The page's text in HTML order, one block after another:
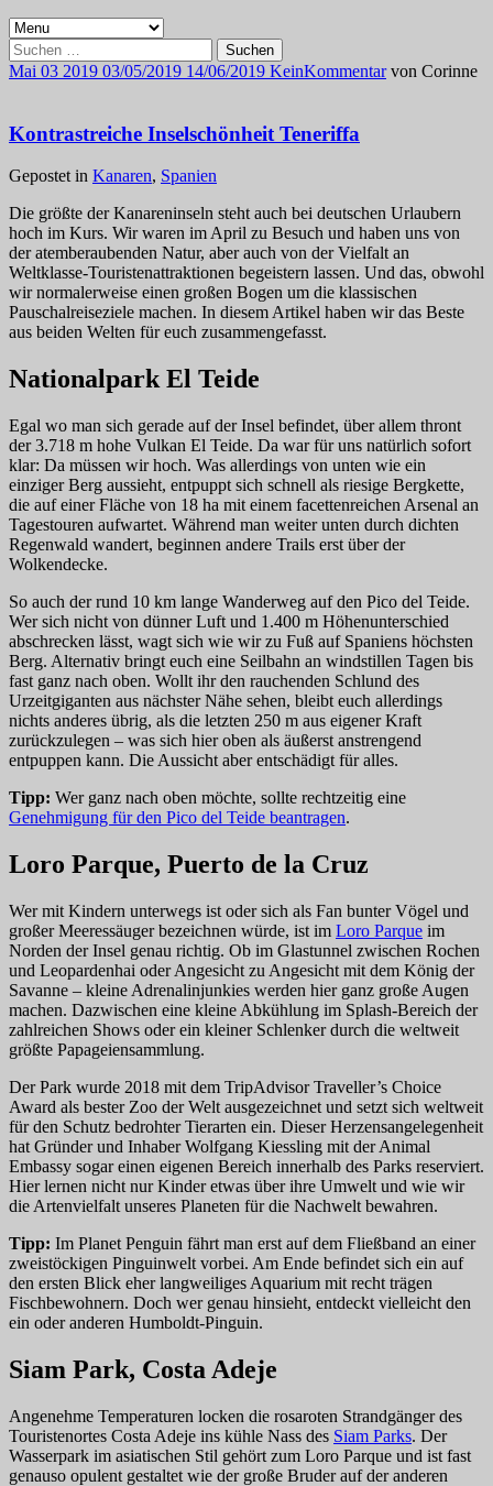
Suchen
nach:
Mai 03 2019 03/05/2019 14/06/2019 KeinKommentar von Corinne
Kontrastreiche Inselschönheit Teneriffa
Gepostet in Kanaren, Spanien
Die größte der Kanareninseln steht auch bei deutschen Urlaubern
hoch im Kurs. Wir waren im April zu Besuch und haben uns von
der atemberaubenden Natur, aber auch von der Vielfalt an
Weltklasse-Touristenattraktionen begeistern lassen. Und das, obwohl
wir normalerweise einen großen Bogen um die klassischen
Pauschalreiseziele machen. In diesem Artikel haben wir das Beste
aus beiden Welten für euch zusammengefasst.
Nationalpark El Teide
Egal wo man sich gerade auf der Insel befindet, über allem thront
der 3.718 m hohe Vulkan El Teide. Da war für uns natürlich sofort
klar: Da müssen wir hoch. Was allerdings von unten wie ein
einziger Berg aussieht, entpuppt sich schnell als riesige Bergkette,
die auf einer Fläche von 18 ha mit einem facettenreichen Arsenal an
Tagestouren aufwartet. Während man weiter unten durch dichten
Regenwald wandert, beginnen andere Trails erst über der
Wolkendecke.
So auch der rund 10 km lange Wanderweg auf den Pico del Teide.
Wer sich nicht von dünner Luft und 1.400 m Höhenunterschied
abschrecken lässt, wagt sich wie wir zu Fuß auf Spaniens höchsten
Berg. Alternativ bringt euch eine Seilbahn an windstillen Tagen bis
fast ganz nach oben. Wollt ihr den rauchenden Schlund des
Urzeitgiganten aus nächster Nähe sehen, bleibt euch allerdings
nichts anderes übrig, als die letzten 250 m aus eigener Kraft
zurückzulegen – was sich hier oben als äußerst anstrengend
entpuppen kann. Die Aussicht aber entschädigt für alles.
Tipp: Wer ganz nach oben möchte, sollte rechtzeitig eine
Genehmigung für den Pico del Teide beantragen.
Loro Parque, Puerto de la Cruz
Wer mit Kindern unterwegs ist oder sich als Fan bunter Vögel und
großer Meeressäuger bezeichnen würde, ist im Loro Parque im
Norden der Insel genau richtig. Ob im Glastunnel zwischen Rochen
und Leopardenhai oder Angesicht zu Angesicht mit dem König der
Savanne – kleine Adrenalinjunkies werden hier ganz große Augen
machen. Dazwischen eine kleine Abkühlung im Splash-Bereich der
zahlreichen Shows oder ein kleiner Schlenker durch die weltweit
größte Papageiensammlung.
Der Park wurde 2018 mit dem TripAdvisor Traveller’s Choice
Award als bester Zoo der Welt ausgezeichnet und setzt sich weltweit
für den Schutz bedrohter Tierarten ein. Dieser Herzensangelegenheit
hat Gründer und Inhaber Wolfgang Kiessling mit der Animal
Embassy sogar einen eigenen Bereich innerhalb des Parks reserviert.
Hier lernen nicht nur Kinder etwas über ihre Umwelt und wie wir
die Artenvielfalt unseres Planeten für die Nachwelt bewahren.
Tipp: Im Planet Penguin fährt man erst auf dem Fließband an einer
zweistöckigen Pinguinwelt vorbei. Am Ende befindet sich ein auf
den ersten Blick eher langweiliges Aquarium mit recht trägen
Fischbewohnern. Doch wer genau hinsieht, entdeckt vielleicht den
ein oder anderen Humboldt-Pinguin.
Siam Park, Costa Adeje
Angenehme Temperaturen locken die rosaroten Strandgänger des
Touristenortes Costa Adeje ins kühle Nass des Siam Parks. Der
Wasserpark im asiatischen Stil gehört zum Loro Parque und ist fast
genauso opulent gestaltet wie der große Bruder auf der anderen